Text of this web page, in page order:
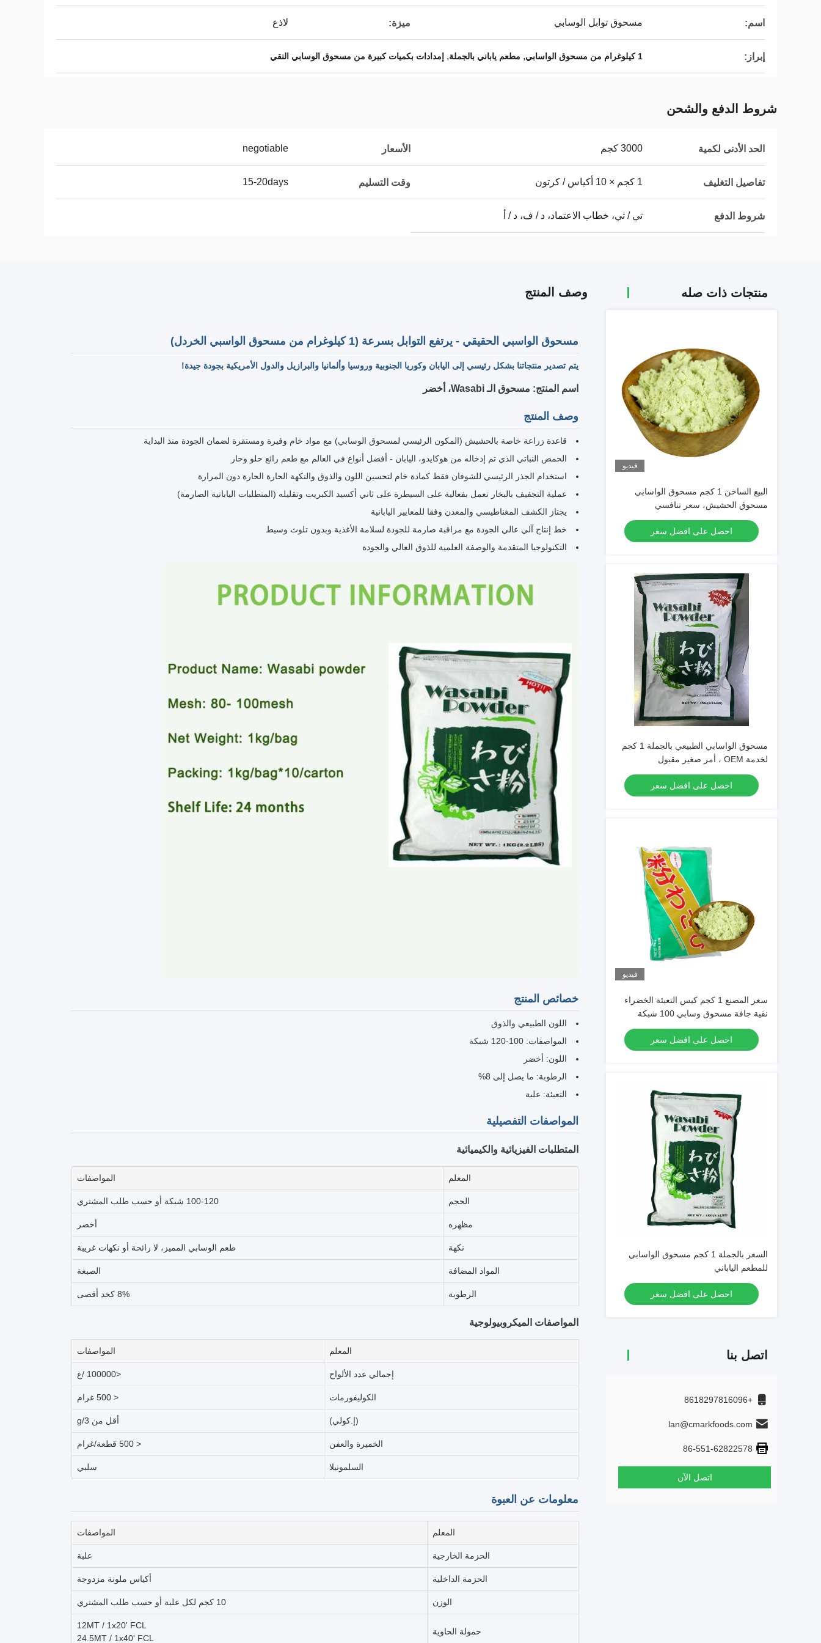
اسم: مسحوق توابل الوسابي ميزة: لاذع
إبراز: 1 كيلوغرام من مسحوق الواسابي , مطعم ياباني بالجملة, إمدادات بكميات كبيرة من مسحوق الوسابي النقي
شروط الدفع والشحن
الحد الأدنى لكمية 3000 كجم الأسعار negotiable
تفاصيل التغليف 1 كجم × 10 أكياس / كرتون وقت التسليم 15-20days
شروط الدفع تي / تي، خطاب الاعتماد، د / ف، د / أ
منتجات ذات صله
فيديو
البيع الساخن 1 كجم مسحوق الواسابي
مسحوق الحشيش، سعر تنافسي
احصل على افضل سعر
مسحوق الواسابي الطبيعي بالجملة 1 كجم
لخدمة OEM ، أمر صغير مقبول
احصل على افضل سعر
فيديو
سعر المصنع 1 كجم كيس التعبئة الخضراء
نقية جافة مسحوق وسابي 100 شبكة
احصل على افضل سعر
السعر بالجملة 1 كجم مسحوق الواسابي
للمطعم الياباني
احصل على افضل سعر
اتصل بنا
+8618297816096
lan@cmarkfoods.com
86-551-62822578
اتصل الآن
وصف المنتج
مسحوق الواسبي الحقيقي - يرتفع التوابل بسرعة (1 كيلوغرام من مسحوق الواسبي الخردل)
يتم تصدير منتجاتنا بشكل رئيسي إلى اليابان وكوريا الجنوبية وروسيا وألمانيا والبرازيل والدول الأمريكية بجودة جيدة!
اسم المنتج: مسحوق الـ Wasabi، أخضر
وصف المنتج
قاعدة زراعة خاصة بالحشيش (المكون الرئيسي لمسحوق الوسابي) مع مواد خام وفيرة ومستقرة لضمان الجودة منذ البداية
الحمض النباتي الذي تم إدخاله من هوكايدو، اليابان - أفضل أنواع في العالم مع طعم رائع حلو وحار
استخدام الجذر الرئيسي للشوفان فقط كمادة خام لتحسين اللون والذوق والنكهة الحارة الحارة دون المرارة
عملية التجفيف بالبخار تعمل بفعالية على السيطرة على ثاني أكسيد الكبريت وتقليله (المتطلبات اليابانية الصارمة)
يجتاز الكشف المغناطيسي والمعدن وفقا للمعايير اليابانية
خط إنتاج آلي عالي الجودة مع مراقبة صارمة للجودة لسلامة الأغذية وبدون تلوث وسيط
التكنولوجيا المتقدمة والوصفة العلمية للذوق العالي والجودة
خصائص المنتج
اللون الطبيعي والذوق
المواصفات: 100-120 شبكة
اللون: أخضر
الرطوبة: ما يصل إلى 8%
التعبئة: علبة
المواصفات التفصيلية
المتطلبات الفيزيائية والكيميائية
المعلم المواصفات
الحجم 100-120 شبكة أو حسب طلب المشتري
مظهره أخضر
نكهة طعم الوسابي المميز، لا رائحة أو نكهات غريبة
المواد المضافة الصبغة
الرطوبة 8% كحد أقصى
المواصفات الميكروبيولوجية
المعلم المواصفات
إجمالي عدد الألواح <100000 /غ
الكوليفورمات < 500 غرام
(إ.كولي) أقل من 3/g
الخميرة والعفن < 500 قطعة/غرام
السلمونيلا سلبي
معلومات عن العبوة
المعلم المواصفات
الحزمة الخارجية علبة
الحزمة الداخلية أكياس ملونة مزدوجة
الوزن 10 كجم لكل علبة أو حسب طلب المشتري
حمولة الحاوية
12MT / 1x20' FCL
24.5MT / 1x40' FCL